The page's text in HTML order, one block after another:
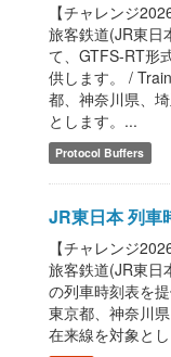
【チャレンジ
旅客鉄道(JR東日
て、GTFS-RT形
供します。 /
都、神奈川県、
とします。...
Protocol Buffers
JR東日本 列車
【チャレンジ
旅客鉄道(JR東日
の列車時刻表を
東京都、神奈川
在来線を対象と